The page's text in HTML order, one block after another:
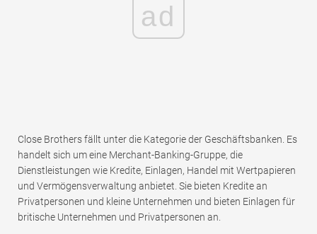
ad
Close Brothers fällt unter die Kategorie der Geschäftsbanken. Es
handelt sich um eine Merchant-Banking-Gruppe, die
Dienstleistungen wie Kredite, Einlagen, Handel mit Wertpapieren
und Vermögensverwaltung anbietet. Sie bieten Kredite an
Privatpersonen und kleine Unternehmen und bieten Einlagen für
britische Unternehmen und Privatpersonen an.